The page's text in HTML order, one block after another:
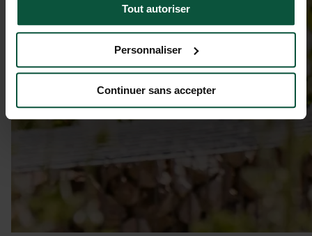
Tout autoriser
Personnaliser
Continuer sans accepter